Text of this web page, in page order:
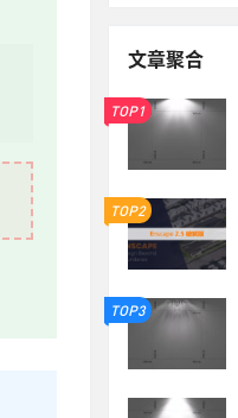
文章聚合
TOP1
TOP2
TOP3